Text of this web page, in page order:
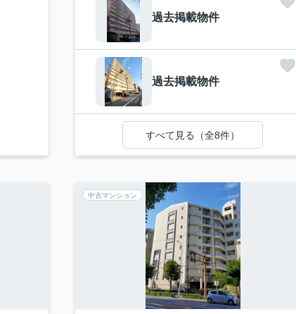
過去掲載物件
過去掲載物件
すべて見る（全8件）
中古マンション